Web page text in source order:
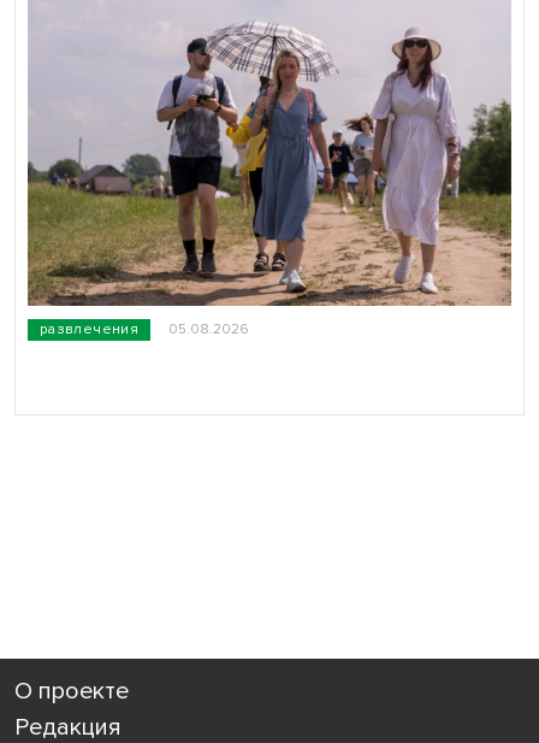
развлечения 05.08.2026
О проекте
Редакция